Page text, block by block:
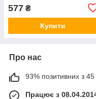
577 ₴
Купити
Про нас
93% позитивних з 45
Працює з